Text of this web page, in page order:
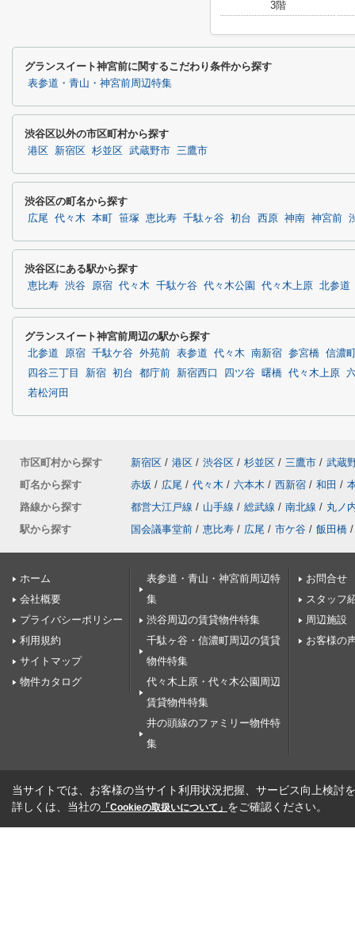
3階
グランスイート神宮前に関するこだわり条件から探す
表参道・青山・神宮前周辺特集
渋谷区以外の市区町村から探す
港区 新宿区 杉並区 武蔵野市 三鷹市
渋谷区の町名から探す
広尾 代々木 本町 笹塚 恵比寿 千駄ヶ谷 初台 西原 神南 神宮前
渋谷区にある駅から探す
恵比寿 渋谷 原宿 代々木 千駄ケ谷 代々木公園 代々木上原 北参道
グランスイート神宮前周辺の駅から探す
北参道 原宿 千駄ケ谷 外苑前 表参道 代々木 南新宿 参宮橋 信濃
四谷三丁目
新宿 初台 都庁前 新宿西口 四ツ谷 曙橋 代々木上原
若松河田
市区町村から探す 新宿区 / 港区 / 渋谷区 / 杉並区 / 三鷹市 / 武蔵
町名から探す
赤坂 / 広尾 / 代々木 / 六本木 / 西新宿 / 和田 /
路線から探す
都営大江戸線 / 山手線 / 総武線 / 南北線 / 丸ノ
駅から探す
国会議事堂前 / 恵比寿 / 広尾 / 市ケ谷 / 飯田橋 /
ホーム
会社概要
プライバシーポリシー
利用規約
サイトマップ
物件カタログ
表参道・青山・神宮前周辺特
集
渋谷周辺の賃貸物件特集
千駄ヶ谷・信濃町周辺の賃貸
物件特集
代々木上原・代々木公園周辺
賃貸物件特集
井の頭線のファミリー物件特
集
お問合せ
スタッフ
周辺施設
お客様の
当サイトでは、お客様の当サイト利用状況把握、サービス向上検討
詳しくは、当社の 「Cookieの取扱いについて」 をご確認ください。